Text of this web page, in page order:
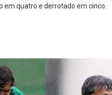
em quatro e derrotado em cinco.